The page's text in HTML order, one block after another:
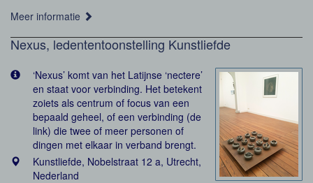
Meer informatie
Nexus, ledententoonstelling Kunstliefde
‘Nexus’ komt van het Latijnse ‘nectere’
en staat voor verbinding. Het betekent
zoiets als centrum of focus van een
bepaald geheel, of een verbinding (de
link) die twee of meer personen of
dingen met elkaar in verband brengt.
Kunstliefde, Nobelstraat 12 a, Utrecht,
Nederland